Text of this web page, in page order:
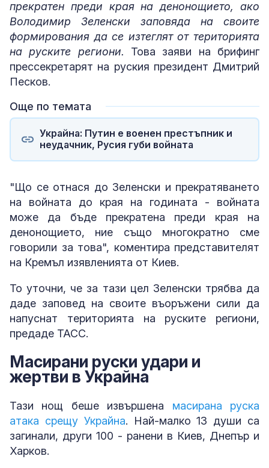
прекратен преди края на денонощието, ако
Володимир Зеленски заповяда на своите
формирования да се изтеглят от територията
на руските региони. Това заяви на брифинг
прессекретарят на руския президент Дмитрий
Песков.
Още по темата
Украйна: Путин е военен престъпник и
неудачник, Русия губи войната
"Що се отнася до Зеленски и прекратяването
на войната до края на годината - войната
може да бъде прекратена преди края на
денонощието, ние също многократно сме
говорили за това", коментира представителят
на Кремъл изявленията от Киев.
То уточни, че за тази цел Зеленски трябва да
даде заповед на своите въоръжени сили да
напуснат територията на руските региони,
предаде ТАСС.
Масирани руски удари и
жертви в Украйна
Тази нощ беше извършена масирана руска
атака срещу Украйна. Най-малко 13 души са
загинали, други 100 - ранени в Киев, Днепър и
Харков.